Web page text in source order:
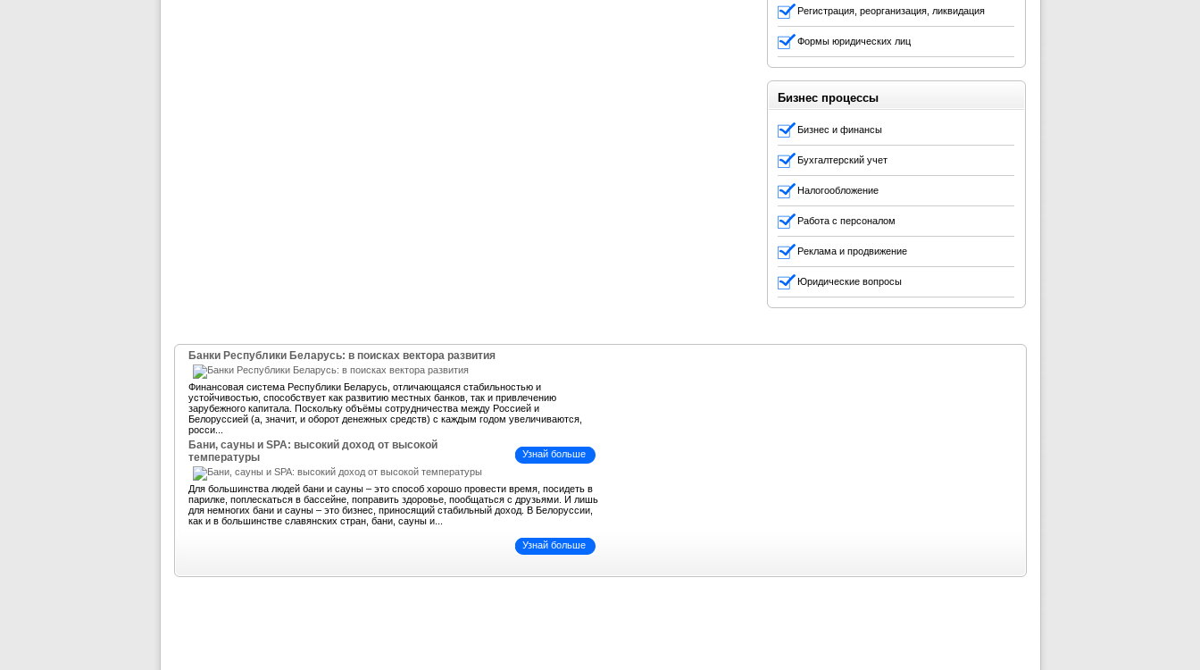
Регистрация, реорганизация, ликвидация
Формы юридических лиц
Бизнес процессы
Бизнес и финансы
Бухгалтерский учет
Налогообложение
Работа с персоналом
Реклама и продвижение
Юридические вопросы
Банки Республики Беларусь: в поисках вектора развития
Финансовая система Республики Беларусь, отличающаяся стабильностью и
устойчивостью, способствует как развитию местных банков, так и привлечению
зарубежного капитала. Поскольку объёмы сотрудничества между Россией и
Белоруссией (а, значит, и оборот денежных средств) с каждым годом увеличиваются,
росси...
Узнай больше
Бани, сауны и SPA: высокий доход от высокой
температуры
Для большинства людей бани и сауны – это способ хорошо провести время, посидеть в
парилке, поплескаться в бассейне, поправить здоровье, пообщаться с друзьями. И лишь
для немногих бани и сауны – это бизнес, приносящий стабильный доход. В Белоруссии,
как и в большинстве славянских стран, бани, сауны и...
Узнай больше